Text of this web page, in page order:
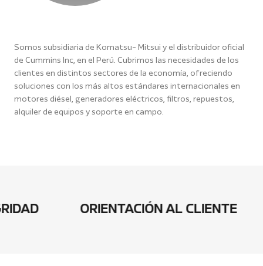
Somos subsidiaria de Komatsu- Mitsui y el distribuidor oficial
de Cummins Inc, en el Perú. Cubrimos las necesidades de los
clientes en distintos sectores de la economía, ofreciendo
soluciones con los más altos estándares internacionales en
motores diésel, generadores eléctricos, filtros, repuestos,
alquiler de equipos y soporte en campo.
ORIENTACIÓN AL CLIENTE